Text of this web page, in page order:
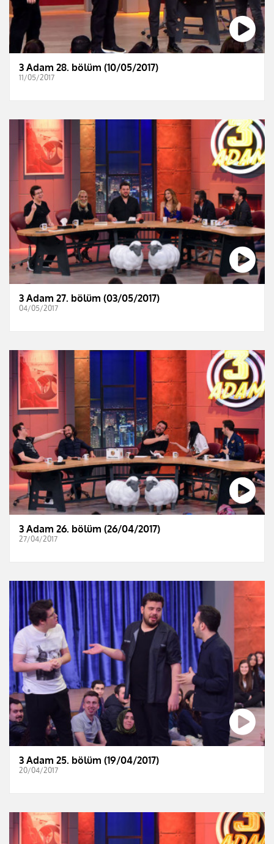
3 Adam 28. bölüm (10/05/2017)
11/05/2017
3 Adam 27. bölüm (03/05/2017)
04/05/2017
3 Adam 26. bölüm (26/04/2017)
27/04/2017
3 Adam 25. bölüm (19/04/2017)
20/04/2017